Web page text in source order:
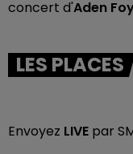
concert d'Aden
LES PLACES
Envoyez LIVE par